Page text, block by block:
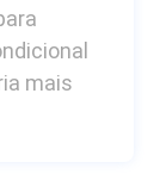
mais